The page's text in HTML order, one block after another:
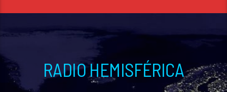
RADIO HEMISFÉRICA